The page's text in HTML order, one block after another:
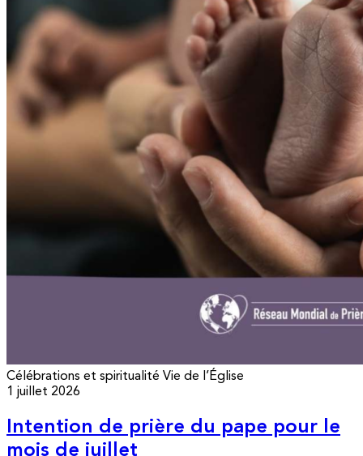
Célébrations et spiritualité Vie de l’Église
1 juillet 2026
Intention de prière du pape pour le
mois de juillet